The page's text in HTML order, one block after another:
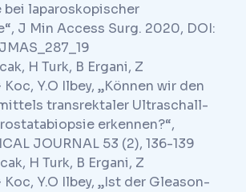
laparoskopischer
J Min Access Surg. 2020, DOI:
H Turk, B Ergani, Z
Y.O Ilbey, „Können wir den
transrektaler Ultraschall-
erkennen?“,
JOURNAL 53 (2), 136-139
H Turk, B Ergani, Z
Y.O Ilbey, „Ist der Gleason-